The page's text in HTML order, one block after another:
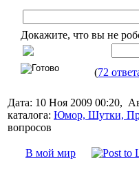
Докажите, что вы не
(72
Дата: 10 Ноя 2009 00:20,
каталога: Юмор, Шутки,
вопросов
В мой мир